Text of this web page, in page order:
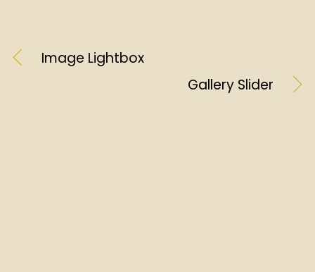
Image Lightbox
Gallery Slider